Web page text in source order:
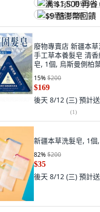
满 $1,500 再省 $75
$9 酷澎幣回饋
廢物專賣店 新疆本
手工草本養髮皂 清
皂, 1個, 烏斯曼側柏
15%$200
$169
後天 8/12 (三) 預計
(1)
新疆本草洗髮皂, 1個
82%$200
$35
後天 8/12 (三) 預計